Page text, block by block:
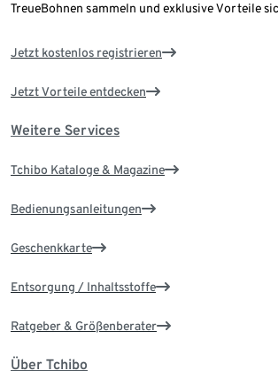
TreueBohnen sammeln und exklusive Vorteile
Jetzt kostenlos registrieren
Jetzt Vorteile entdecken
Weitere Services
Tchibo Kataloge & Magazine
Bedienungsanleitungen
Geschenkkarte
Entsorgung / Inhaltsstoffe
Ratgeber & Größenberater
Über Tchibo